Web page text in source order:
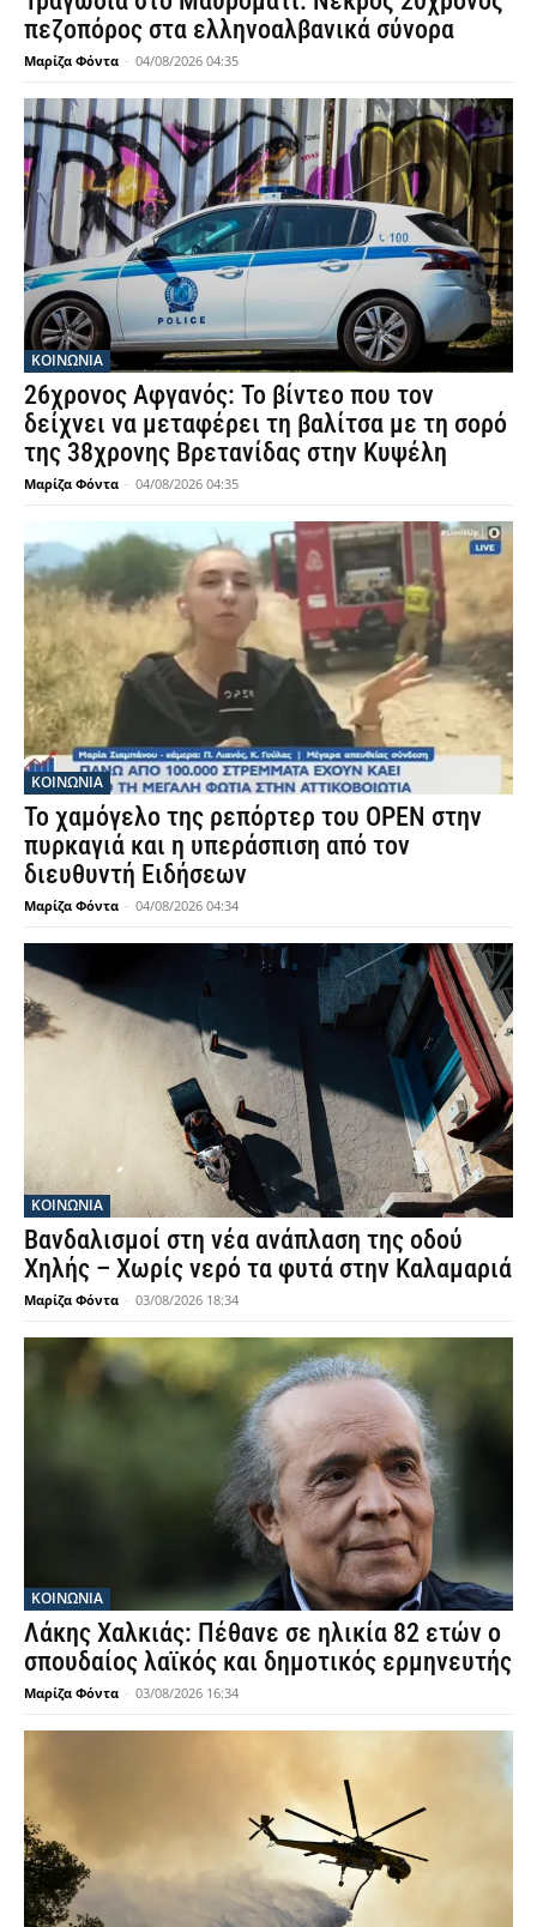
πεζοπόρος στα ελληνοαλβανικά σύνορα
Μαρίζα Φόντα - 04/08/2026 04:35
ΚΟΙΝΩΝΙΑ
26χρονος Αφγανός: Το βίντεο που τον
δείχνει να μεταφέρει τη βαλίτσα με τη σορό
της 38χρονης Βρετανίδας στην Κυψέλη
Μαρίζα Φόντα - 04/08/2026 04:35
ΚΟΙΝΩΝΙΑ
Το χαμόγελο της ρεπόρτερ του OPEN στην
πυρκαγιά και η υπεράσπιση από τον
διευθυντή Ειδήσεων
Μαρίζα Φόντα - 04/08/2026 04:34
ΚΟΙΝΩΝΙΑ
Βανδαλισμοί στη νέα ανάπλαση της οδού
Χηλής – Χωρίς νερό τα φυτά στην Καλαμαριά
Μαρίζα Φόντα - 03/08/2026 18:34
ΚΟΙΝΩΝΙΑ
Λάκης Χαλκιάς: Πέθανε σε ηλικία 82 ετών ο
σπουδαίος λαϊκός και δημοτικός ερμηνευτής
Μαρίζα Φόντα - 03/08/2026 16:34